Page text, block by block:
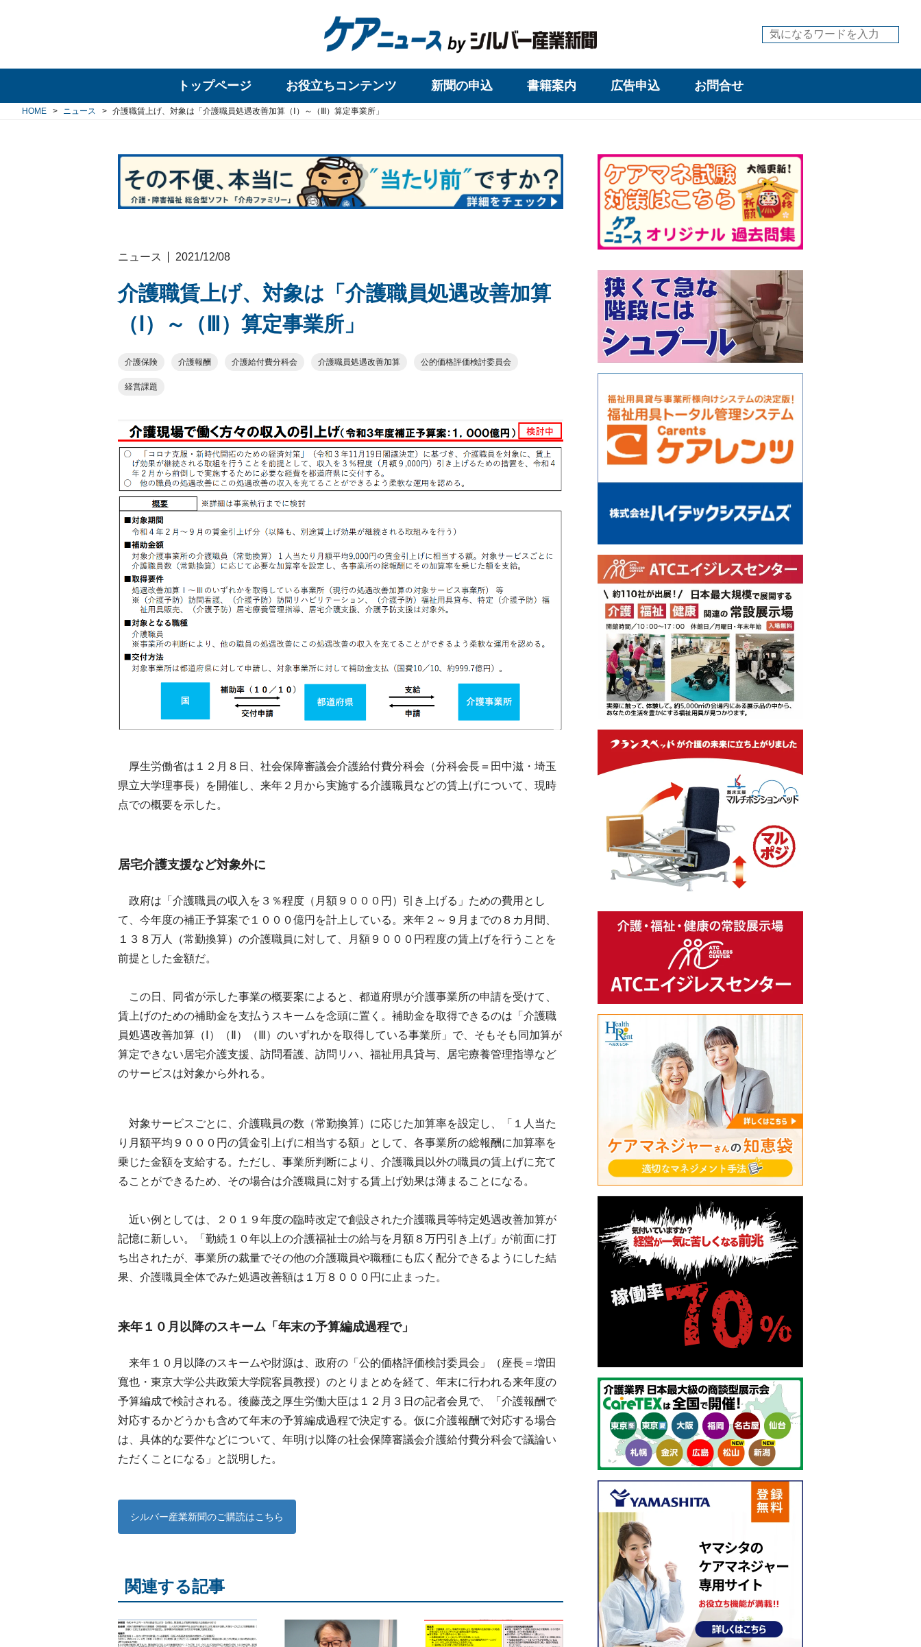
トップページ お役立ちコンテンツ 新聞の申込 書籍案内 広告申込 お問合せ
HOME ニュース 介護職賃上げ、対象は「介護職員処遇改善加算（Ⅰ）～（Ⅲ）算定事業所」
ニュース 2021/12/08
介護職賃上げ、対象は「介護職員処遇改善加算
（Ⅰ）～（Ⅲ）算定事業所」
介護保険 介護報酬 介護給付費分科会 介護職員処遇改善加算 公的価格評価検討委員会
経営課題
厚生労働省は１２月８日、社会保障審議会介護給付費分科会（分科会長＝田中滋・埼玉
県立大学理事長）を開催し、来年２月から実施する介護職員などの賃上げについて、現時
点での概要を示した。
居宅介護支援など対象外に
政府は「介護職員の収入を３％程度（月額９０００円）引き上げる」ための費用とし
て、今年度の補正予算案で１０００億円を計上している。来年２～９月までの８カ月間、
１３８万人（常勤換算）の介護職員に対して、月額９０００円程度の賃上げを行うことを
前提とした金額だ。
この日、同省が示した事業の概要案によると、都道府県が介護事業所の申請を受けて、
賃上げのための補助金を支払うスキームを念頭に置く。補助金を取得できるのは「介護職
員処遇改善加算（Ⅰ）（Ⅱ）（Ⅲ）のいずれかを取得している事業所」で、そもそも同加算が
算定できない居宅介護支援、訪問看護、訪問リハ、福祉用具貸与、居宅療養管理指導など
のサービスは対象から外れる。
対象サービスごとに、介護職員の数（常勤換算）に応じた加算率を設定し、「１人当た
り月額平均９０００円の賃金引上げに相当する額」として、各事業所の総報酬に加算率を
乗じた金額を支給する。ただし、事業所判断により、介護職員以外の職員の賃上げに充て
ることができるため、その場合は介護職員に対する賃上げ効果は薄まることになる。
近い例としては、２０１９年度の臨時改定で創設された介護職員等特定処遇改善加算が
記憶に新しい。「勤続１０年以上の介護福祉士の給与を月額８万円引き上げ」が前面に打
ち出されたが、事業所の裁量でその他の介護職員や職種にも広く配分できるようにした結
果、介護職員全体でみた処遇改善額は１万８０００円に止まった。
来年１０月以降のスキーム「年末の予算編成過程で」
来年１０月以降のスキームや財源は、政府の「公的価格評価検討委員会」（座長＝増田
寬也・東京大学公共政策大学院客員教授）のとりまとめを経て、年末に行われる来年度の
予算編成で検討される。後藤茂之厚生労働大臣は１２月３日の記者会見で、「介護報酬で
対応するかどうかも含めて年末の予算編成過程で決定する。仮に介護報酬で対応する場合
は、具体的な要件などについて、年明け以降の社会保障審議会介護給付費分科会で議論い
ただくことになる」と説明した。
シルバー産業新聞のご購読はこちら
関連する記事